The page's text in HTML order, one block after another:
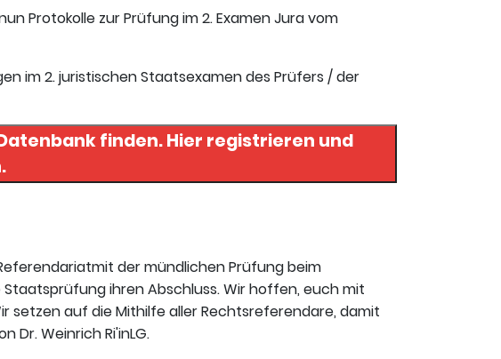
Protokolle zur Prüfung im 2. Examen Jura vom
im 2. juristischen Staatsexamen des Prüfers / der
finden. Hier registrieren und
der mündlichen Prüfung beim
ihren Abschluss. Wir hoffen, euch mit
setzen auf die Mithilfe aller Rechtsreferendare, damit
Dr. Weinrich Ri'inLG.